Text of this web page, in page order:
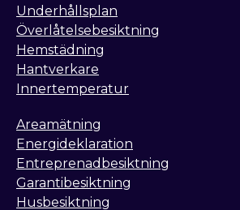
Areamätning
Energideklaration
Entreprenadbesiktning
Garantibesiktning
Husbesiktning
Underhållsplan
Överlåtelsebesiktning
Hemstädning
Hantverkare
Innertemperatur